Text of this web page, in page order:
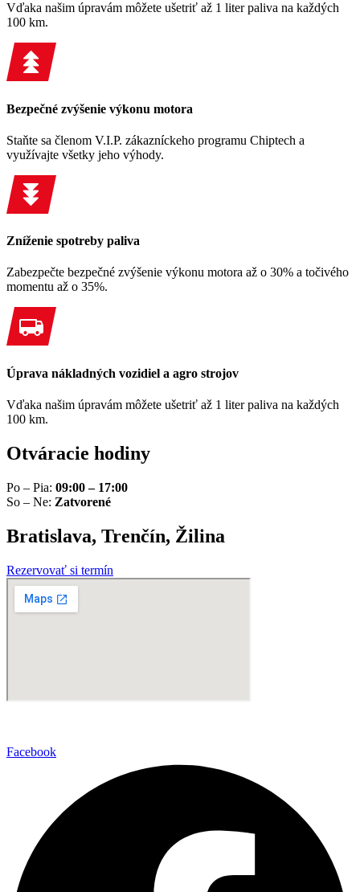
Vďaka našim úpravám môžete ušetriť až 1 liter paliva na každých
100 km.
Bezpečné zvýšenie výkonu motora
Staňte sa členom V.I.P. zákazníckeho programu Chiptech a
využívajte všetky jeho výhody.
Zníženie spotreby paliva
Zabezpečte bezpečné zvýšenie výkonu motora až o 30% a točivého
momentu až o 35%.
Úprava nákladných vozidiel a agro strojov
Vďaka našim úpravám môžete ušetriť až 1 liter paliva na každých
100 km.
Otváracie hodiny
Po – Pia: 09:00 – 17:00
So – Ne: Zatvorené
Bratislava, Trenčín, Žilina
Rezervovať si termín
Facebook